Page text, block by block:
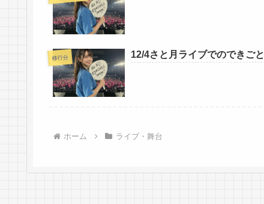
移行分 12/4さと月ライブでのできごと
ホーム ライブ・舞台